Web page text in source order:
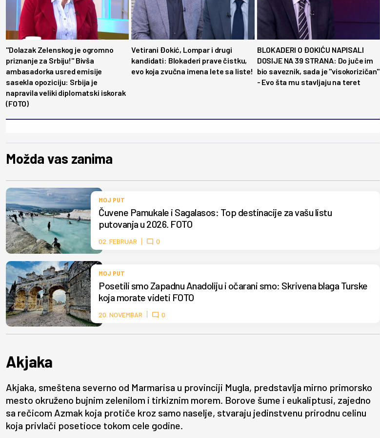
"Dolazak Zelenskog je ogromno
priznanje za Srbiju!" Bivša
ambasadorka usred emisije
sasekla opoziciju: Srbija je
napravila veliki diplomatski iskorak
(FOTO)
Vetirani Đokić, Lompar i drugi
kandidati: Blokaderi prave čistku,
evo koja zvučna imena lete sa liste!
BLOKADERI O ĐOKIĆU NAPISALI
DOSIJE NA 39 STRANA: Do juče im
bio saveznik, sada je ''visokorizičan''
- Evo šta mu stavljaju na teret
Možda vas zanima
MOJ PUT
Čuvene Pamukale i Sagalasos: Top destinacije za vašu listu
putovanja u 2026. FOTO
02. FEBRUAR 0
MOJ PUT
Posetili smo Zapadnu Anadoliju i očarani smo: Skrivena blaga Turske
koja morate videti FOTO
20. NOVEMBAR 0
Akjaka
Akjaka, smeštena severno od Marmarisa u provinciji Mugla, predstavlja mirno primorsko
mesto okruženo bujnim zelenilom i tirkiznim morem. Borove šume i eukaliptusi, zajedno
sa rečicom Azmak koja protiče kroz samo naselje, stvaraju jedinstvenu prirodnu celinu
koja privlači posetioce tokom cele godine.